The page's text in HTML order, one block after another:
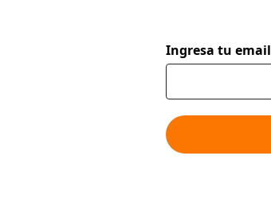
Ingresa tu email